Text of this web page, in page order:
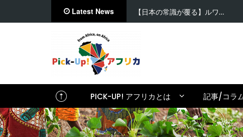
Latest News 【日本の常識が覆る】ルワ…
PICK-UP! アフリカとは 記事/コラ